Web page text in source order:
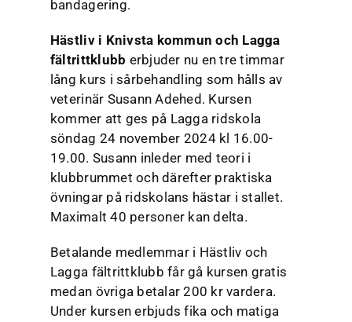
bandagering.
Hästliv i Knivsta kommun och Lagga
fältrittklubb erbjuder nu en tre timmar
lång kurs i sårbehandling som hålls av
veterinär Susann Adehed. Kursen
kommer att ges på Lagga ridskola
söndag 24 november 2024 kl 16.00-
19.00. Susann inleder med teori i
klubbrummet och därefter praktiska
övningar på ridskolans hästar i stallet.
Maximalt 40 personer kan delta.
Betalande medlemmar i Hästliv och
Lagga fältrittklubb får gå kursen gratis
medan övriga betalar 200 kr vardera.
Under kursen erbjuds fika och matiga